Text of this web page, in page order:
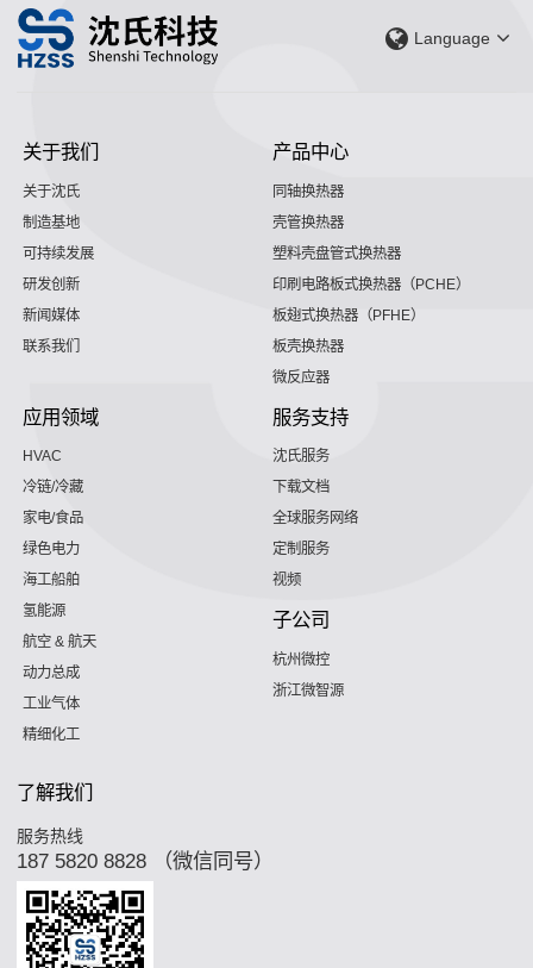
Language
关于我们
关于沈氏
制造基地
可持续发展
研发创新
新闻媒体
联系我们
产品中心
同轴换热器
壳管换热器
塑料壳盘管式换热器
印刷电路板式换热器（PCHE）
板翅式换热器（PFHE）
板壳换热器
微反应器
应用领域
HVAC
冷链/冷藏
家电/食品
绿色电力
海工船舶
氢能源
航空 & 航天
动力总成
工业气体
精细化工
服务支持
沈氏服务
下载文档
全球服务网络
定制服务
视频
子公司
杭州微控
浙江微智源
了解我们
服务热线
187 5820 8828 （微信同号）